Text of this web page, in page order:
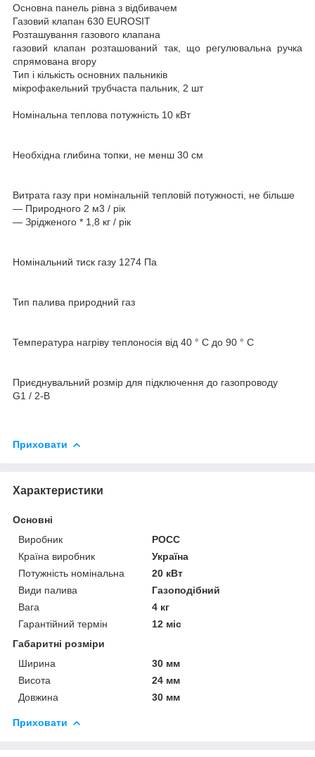
Основна панель рівна з відбивачем
Газовий клапан 630 EUROSIT
Розташування газового клапана
газовий клапан розташований так, що регулювальна ручка
спрямована вгору
Тип і кількість основних пальників
мікрофакельний трубчаста пальник, 2 шт
Номінальна теплова потужність 10 кВт
Необхідна глибина топки, не менш 30 см
Витрата газу при номінальній тепловій потужності, не більше
― Природного 2 м3 / рік
― Зрідженого * 1,8 кг / рік
Номінальний тиск газу 1274 Па
Тип палива природний газ
Температура нагріву теплоносія від 40 ° C до 90 ° C
Приєднувальний розмір для підключення до газопроводу
G1 / 2-B
Приховати
Характеристики
Основні
Виробник
РОСС
Країна виробник
Україна
Потужність номінальна
20 кВт
Види палива
Газоподібний
Вага
4 кг
Гарантійний термін
12 міс
Габаритні розміри
Ширина
30 мм
Висота
24 мм
Довжина
30 мм
Приховати